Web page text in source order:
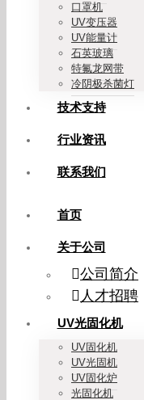
口罩机
UV变压器
UV能量计
石英玻璃
特氟龙网带
冷阴极杀菌灯
技术支持
行业资讯
联系我们
首页
关于公司
公司简介
人才招聘
UV光固化机
UV固化机
UV光固机
UV固化炉
光固化机